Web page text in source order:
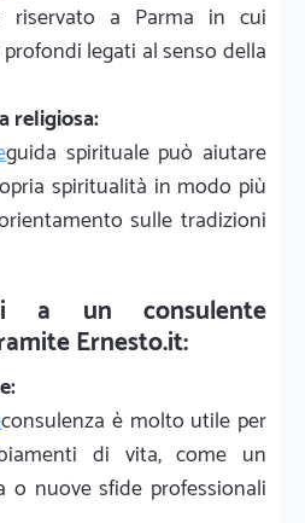
a Parma in cui
legati al senso della
religiosa:
guida spirituale può aiutare
spiritualità in modo più
sulle tradizioni
a un consulente
Ernesto.it:
consulenza è molto utile per
di vita, come un
o nuove sfide professionali